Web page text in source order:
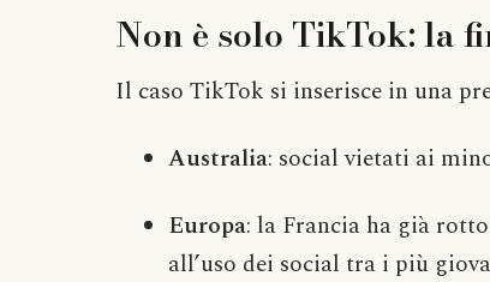
Non è solo TikTok: la
Il caso TikTok si inserisce in una
Australia: social vietati ai
Europa: la Francia ha già
all’uso dei social tra i più